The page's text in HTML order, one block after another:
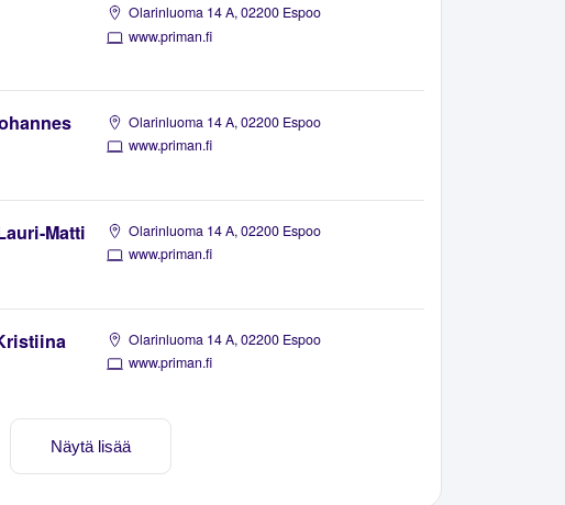
Olarinluoma 14 A, 02200 Espoo
www.priman.fi
Olarinluoma 14 A, 02200 Espoo
www.priman.fi
Matti
Olarinluoma 14 A, 02200 Espoo
www.priman.fi
Olarinluoma 14 A, 02200 Espoo
www.priman.fi
Näytä lisää